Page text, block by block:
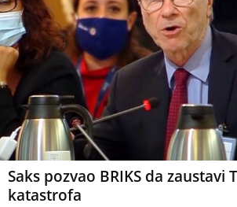
Saks pozvao BRIKS da zaustavi
katastrofa